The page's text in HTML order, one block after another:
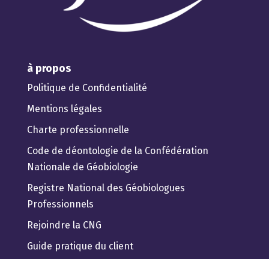
à propos
Politique de Confidentialité
Mentions légales
Charte professionnelle
Code de déontologie de la Confédération
Nationale de Géobiologie
Registre National des Géobiologues
Professionnels
Rejoindre la CNG
Guide pratique du client